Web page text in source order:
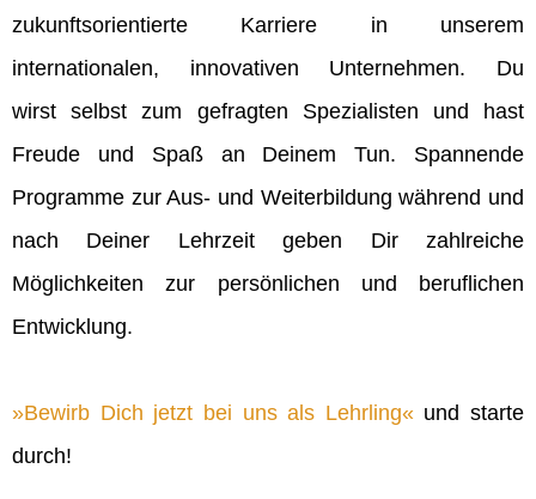
zukunftsorientierte Karriere in unserem
internationalen, innovativen Unternehmen. Du
wirst selbst zum gefragten Spezialisten und hast
Freude und Spaß an Deinem Tun. Spannende
Programme zur Aus- und Weiterbildung während und
nach Deiner Lehrzeit geben Dir zahlreiche
Möglichkeiten zur persönlichen und beruflichen
Entwicklung.
Bewirb Dich jetzt bei uns als Lehrling und starte
durch!